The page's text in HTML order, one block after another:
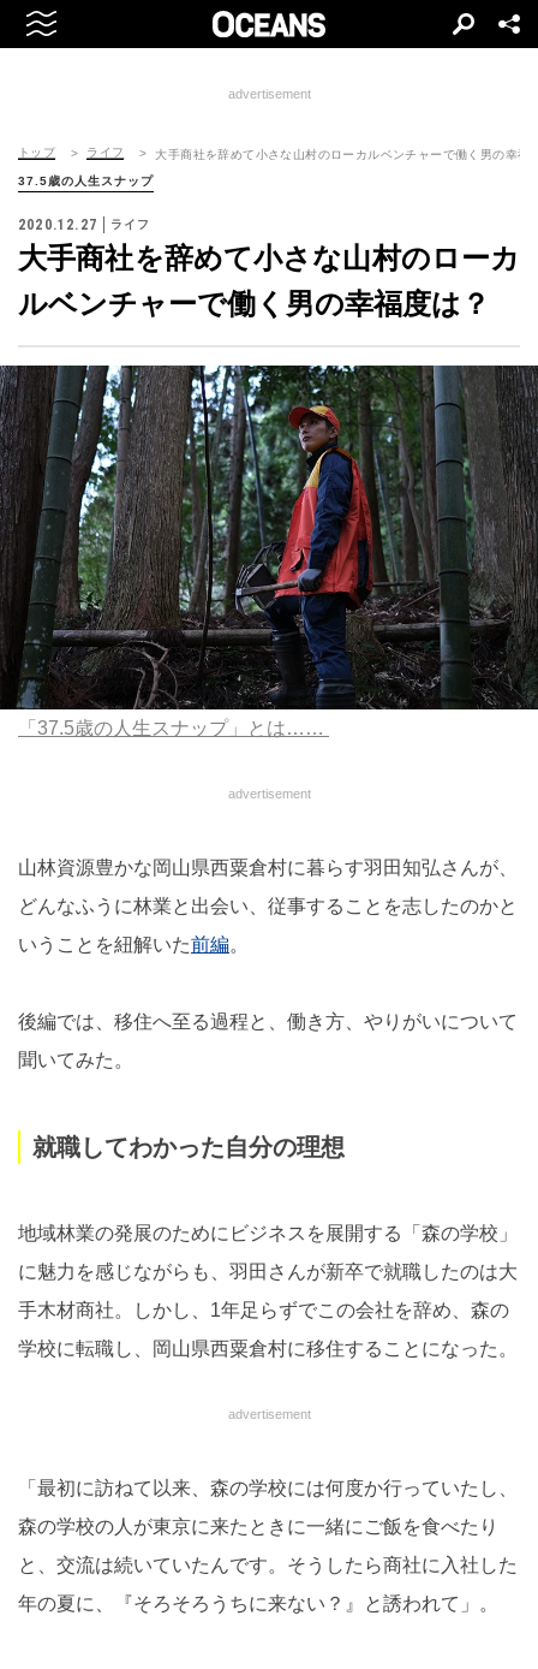
advertisement
トップ ライフ 大手商社を辞めて小さな山村のローカルベンチャーで働く男の幸福
37.5歳の人生スナップ
2020.12.27 ライフ
大手商社を辞めて小さな山村のローカ
ルベンチャーで働く男の幸福度は？
「37.5歳の人生スナップ」とは……
advertisement
山林資源豊かな岡山県西粟倉村に暮らす羽田知弘さんが、
どんなふうに林業と出会い、従事することを志したのかと
いうことを紐解いた前編。
後編では、移住へ至る過程と、働き方、やりがいについて
聞いてみた。
就職してわかった自分の理想
地域林業の発展のためにビジネスを展開する「森の学校」
に魅力を感じながらも、羽田さんが新卒で就職したのは大
手木材商社。しかし、1年足らずでこの会社を辞め、森の
学校に転職し、岡山県西粟倉村に移住することになった。
advertisement
「最初に訪ねて以来、森の学校には何度か行っていたし、
森の学校の人が東京に来たときに一緒にご飯を食べたり
と、交流は続いていたんです。そうしたら商社に入社した
年の夏に、『そろそろうちに来ない？』と誘われて」。